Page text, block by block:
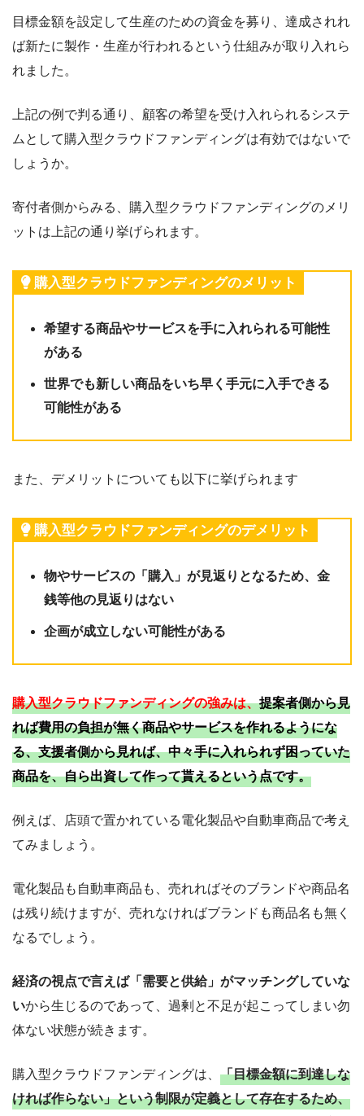
目標金額を設定して生産のための資金を募り、達成されれ
ば新たに製作・生産が行われるという仕組みが取り入れら
れました。
上記の例で判る通り、顧客の希望を受け入れられるシステ
ムとして購入型クラウドファンディングは有効ではないで
しょうか。
寄付者側からみる、購入型クラウドファンディングのメリ
ットは上記の通り挙げられます。
購入型クラウドファンディングのメリット
希望する商品やサービスを手に入れられる可能性
がある
世界でも新しい商品をいち早く手元に入手できる
可能性がある
また、デメリットについても以下に挙げられます
購入型クラウドファンディングのデメリット
物やサービスの「購入」が見返りとなるため、金
銭等他の見返りはない
企画が成立しない可能性がある
購入型クラウドファンディングの強みは、提案者側から見
れば費用の負担が無く商品やサービスを作れるようにな
る、支援者側から見れば、中々手に入れられず困っていた
商品を、自ら出資して作って貰えるという点です。
例えば、店頭で置かれている電化製品や自動車商品で考え
てみましょう。
電化製品も自動車商品も、売れればそのブランドや商品名
は残り続けますが、売れなければブランドも商品名も無く
なるでしょう。
経済の視点で言えば「需要と供給」がマッチングしていな
いから生じるのであって、過剰と不足が起こってしまい勿
体ない状態が続きます。
購入型クラウドファンディングは、 「目標金額に到達しな
ければ作らない」という制限が定義として存在するため、